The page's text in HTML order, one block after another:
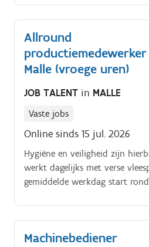
Allround
Malle (vroege uren)
JOB TALENT in MALLE
Vaste jobs
Online sinds 15 jul. 2026
Hygiëne en veiligheid zijn
werkt dagelijks met verse
gemiddelde werkdag start
machines en het controleren
kwaliteit tot het
Machinebediener